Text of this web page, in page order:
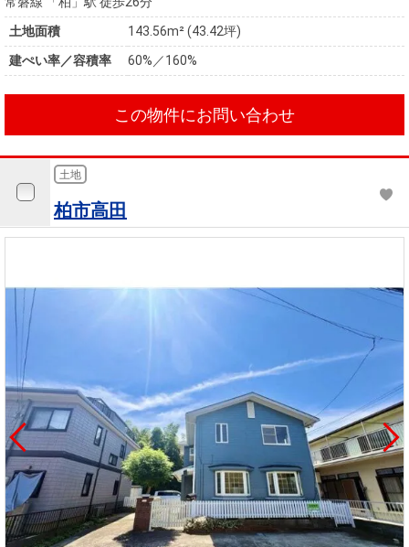
土地面積
143.56m² (43.42坪)
建ぺい率／容積率
60%／160%
この物件にお問い合わせ
土地
柏市高田